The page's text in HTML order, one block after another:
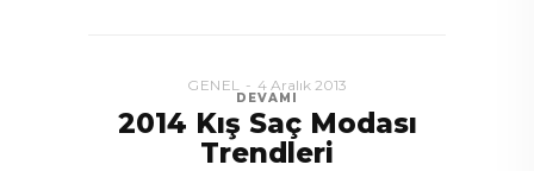
DEVAMI
GENEL 4 Aralık 2013
2014 Kış Saç Modası
Trendleri